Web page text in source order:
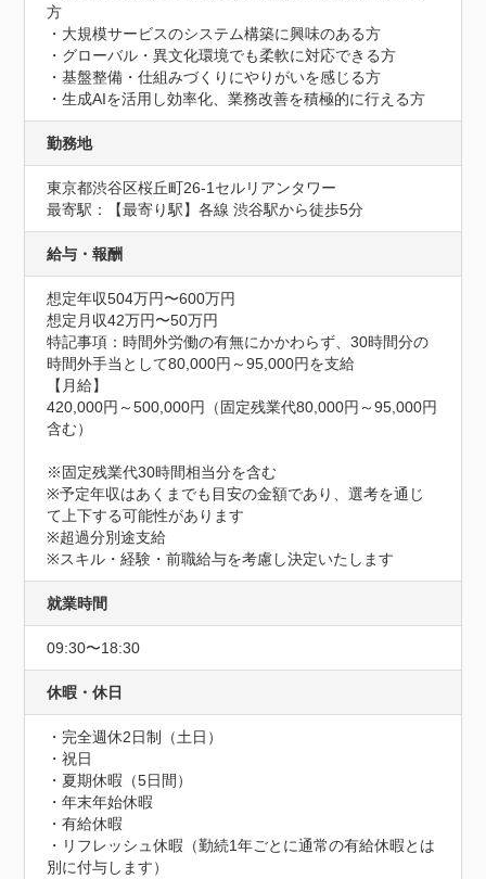
方
・大規模サービスのシステム構築に興味のある方
・グローバル・異文化環境でも柔軟に対応できる方
・基盤整備・仕組みづくりにやりがいを感じる方
・生成AIを活用し効率化、業務改善を積極的に行える方
勤務地
東京都渋谷区桜丘町26-1セルリアンタワー
最寄駅：【最寄り駅】各線 渋谷駅から徒歩5分
給与・報酬
想定年収504万円〜600万円
想定月収42万円〜50万円
特記事項：時間外労働の有無にかかわらず、30時間分の
時間外手当として80,000円～95,000円を支給
【月給】
420,000円～500,000円（固定残業代80,000円～95,000円
含む）
※固定残業代30時間相当分を含む
※予定年収はあくまでも目安の金額であり、選考を通じ
て上下する可能性があります
※超過分別途支給
※スキル・経験・前職給与を考慮し決定いたします
就業時間
09:30〜18:30
休暇・休日
・完全週休2日制（土日）
・祝日
・夏期休暇（5日間）
・年末年始休暇
・有給休暇
・リフレッシュ休暇（勤続1年ごとに通常の有給休暇とは
別に付与します）